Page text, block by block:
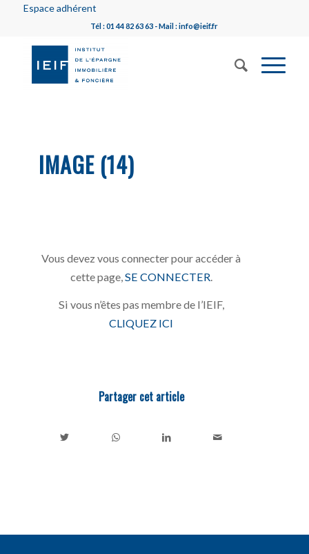
Espace adhérent
Tél : 01 44 82 63 63 - Mail : info@ieif.fr
IMAGE (14)
Vous devez vous connecter pour accéder à
cette page, SE CONNECTER
Si vous n’êtes pas membre de l’IEIF,
CLIQUEZ ICI
Partager cet article